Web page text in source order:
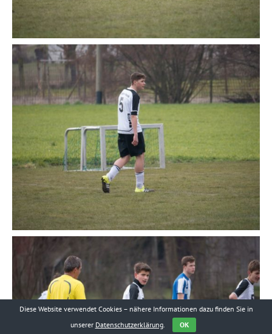
Diese Website verwendet Cookies – nähere Informationen dazu finden Sie in
unserer Datenschutzerklärung. OK